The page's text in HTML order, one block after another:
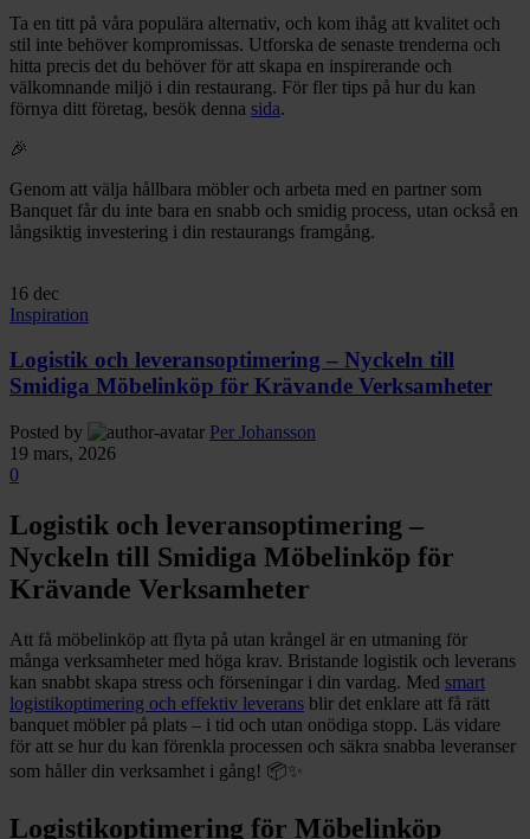
Ta en titt på våra populära alternativ, och kom ihåg att kvalitet och
stil inte behöver kompromissas. Utforska de senaste trenderna och
hitta precis det du behöver för att skapa en inspirerande och
välkomnande miljö i din restaurang. För fler tips på hur du kan
förnya ditt företag, besök denna sida.
🎉
Genom att välja hållbara möbler och arbeta med en partner som
Banquet får du inte bara en snabb och smidig process, utan också en
långsiktig investering i din restaurangs framgång.
16 dec
Inspiration
Logistik och leveransoptimering – Nyckeln till
Smidiga Möbelinköp för Krävande Verksamheter
Posted by
Per Johansson
19 mars, 2026
0
Logistik och leveransoptimering –
Nyckeln till Smidiga Möbelinköp för
Krävande Verksamheter
Att få möbelinköp att flyta på utan krångel är en utmaning för
många verksamheter med höga krav. Bristande logistik och leverans
kan snabbt skapa stress och förseningar i din vardag. Med smart
logistikoptimering och effektiv leverans blir det enklare att få rätt
banquet möbler på plats – i tid och utan onödiga stopp. Läs vidare
för att se hur du kan förenkla processen och säkra snabba leveranser
som håller din verksamhet i gång! 📦✨
Logistikoptimering för Möbelinköp